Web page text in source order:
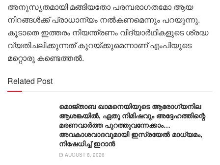
അനുസൃതമായി മങ്ങിയതോ പരമ്പരാഗതമോ ആയ
നിറങ്ങൾക്ക് പ്രാധാന്യം നൽകണമെന്നും പറയുന്നു.
കൂടാതെ ഇത്തരം നിയന്ത്രണം വിദ്യാർഥികളുടെ ശ്രദ്ധ
വ്യതിചലിക്കുന്നത് കുറയ്ക്കുമെന്നാണ് എംപിയുടെ
മറ്റൊരു കണ്ടെത്തൽ.
Related Post
മൊജ്താബ ഖാമനെയിയുടെ ആരോ​ഗ്യനില
ആശങ്കയിൽ, ഏതു നിമിഷവും അദ്ദേഹത്തിന്റെ
മരണവാർത്ത പുറത്തുവന്നേക്കാം…
അവകാശവാദവുമായി ഇസ്രയേൽ മാധ്യമം,
നിഷേധിച്ച് ഇറാൻ
AUGUST 8, 2026